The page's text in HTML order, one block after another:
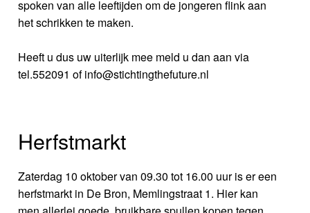
spoken van alle leeftijden om de jongeren flink aan
het schrikken te maken.
Heeft u dus uw uiterlijk mee meld u dan aan via
tel.552091 of info@stichtingthefuture.nl
Herfstmarkt
Zaterdag 10 oktober van 09.30 tot 16.00 uur is er een
herfstmarkt in De Bron, Memlingstraat 1. Hier kan